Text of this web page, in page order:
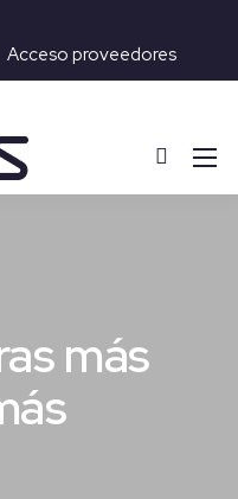
Acceso proveedores
más